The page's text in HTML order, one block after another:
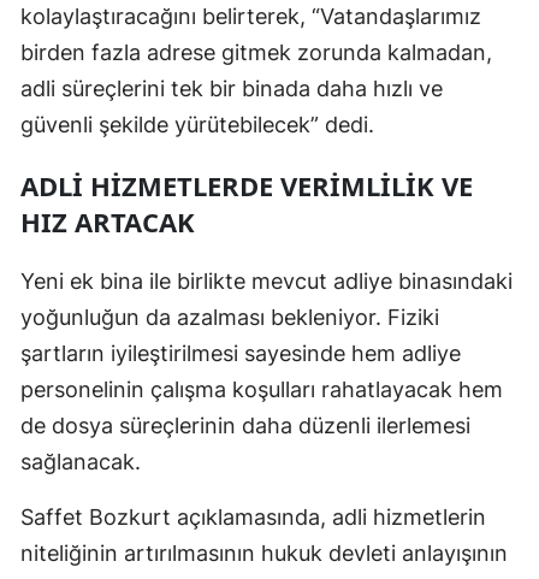
kolaylaştıracağını belirterek, “Vatandaşlarımız
birden fazla adrese gitmek zorunda kalmadan,
adli süreçlerini tek bir binada daha hızlı ve
güvenli şekilde yürütebilecek” dedi.
ADLİ HİZMETLERDE VERİMLİLİK VE
HIZ ARTACAK
Yeni ek bina ile birlikte mevcut adliye binasındaki
yoğunluğun da azalması bekleniyor. Fiziki
şartların iyileştirilmesi sayesinde hem adliye
personelinin çalışma koşulları rahatlayacak hem
de dosya süreçlerinin daha düzenli ilerlemesi
sağlanacak.
Saffet Bozkurt açıklamasında, adli hizmetlerin
niteliğinin artırılmasının hukuk devleti anlayışının